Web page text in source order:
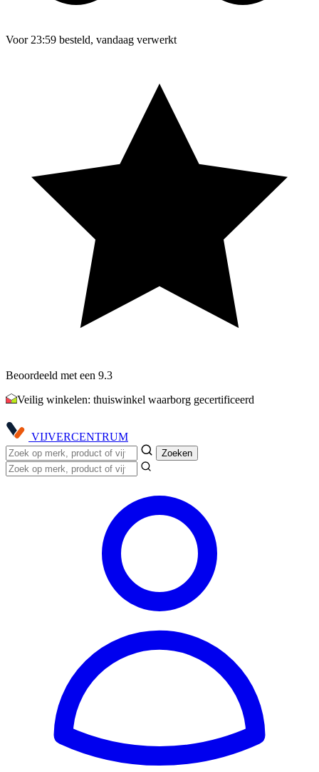
Voor 23:59 besteld, vandaag verwerkt
Beoordeeld met een 9.3
Veilig winkelen: thuiswinkel waarborg gecertificeerd
VIJVERCENTRUM
Zoeken